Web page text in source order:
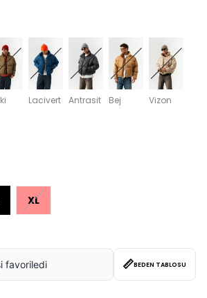
Lacivert Antrasit Bej Vizon
XL
favoriledi 📏BEDEN TABLOSU